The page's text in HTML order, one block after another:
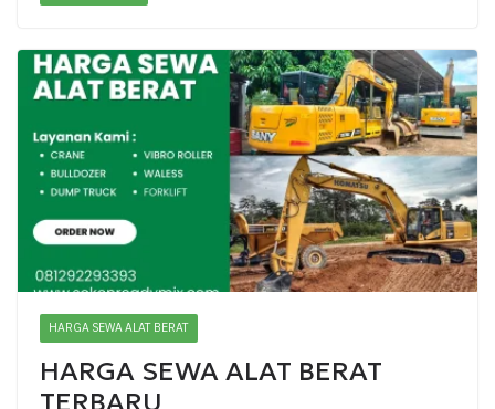
HARGA SEWA ALAT BERAT
HARGA SEWA ALAT BERAT
TERBARU